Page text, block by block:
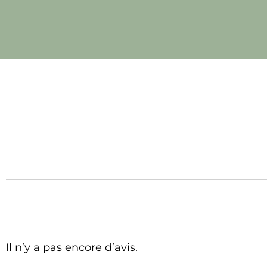
Il n’y a pas encore d’avis.